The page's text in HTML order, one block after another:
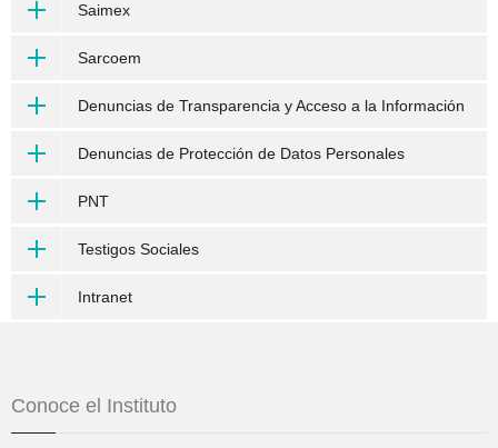
Saimex
Sarcoem
Denuncias de Transparencia y Acceso a la Información
Denuncias de Protección de Datos Personales
PNT
Testigos Sociales
Intranet
Conoce el Instituto